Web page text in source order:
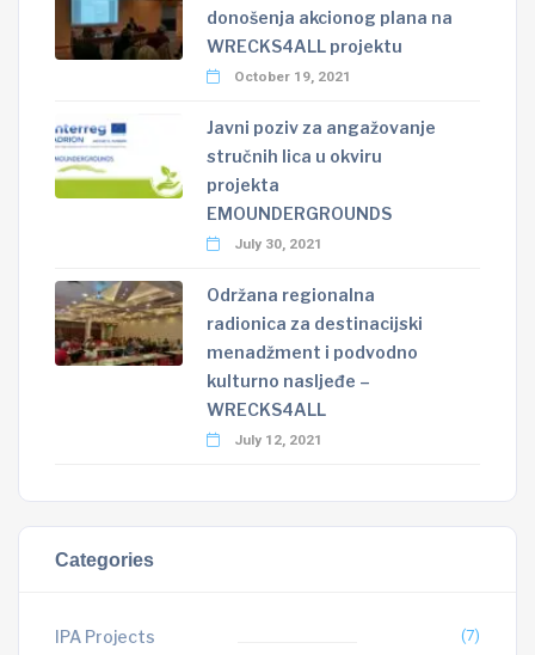
donošenja akcionog plana na
WRECKS4ALL projektu
October 19, 2021
Javni poziv za angažovanje
stručnih lica u okviru
projekta
EMOUNDERGROUNDS
July 30, 2021
Održana regionalna
radionica za destinacijski
menadžment i podvodno
kulturno nasljeđe –
WRECKS4ALL
July 12, 2021
Categories
IPA Projects (7)